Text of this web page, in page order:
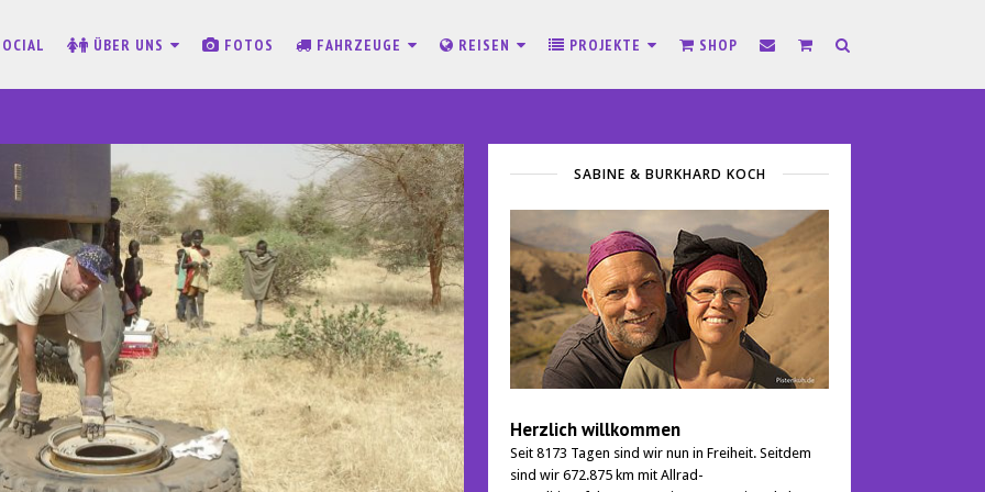
ÜBER UNS FOTOS FAHRZEUGE REISEN PROJEKTE SHOP
SABINE & BURKHARD KOCH
Herzlich willkommen
Seit 8173 Tagen sind wir nun in Freiheit. Seitdem
sind wir 672.875 km mit Allrad-